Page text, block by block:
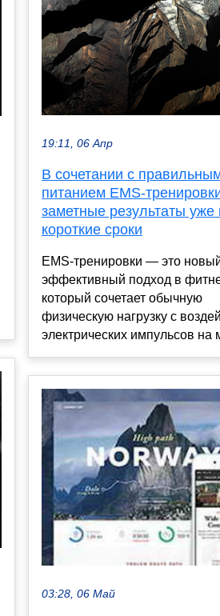
19:11, 06 Апр
В сочетании с
питанием EMS-
заметные результаты уже
короткие сроки
EMS-тренировки — это
эффективный подход в
который сочетает обычную
физическую нагрузку с
электрических импульсов
03:28, 06 Май